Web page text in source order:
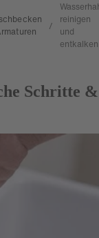
/
reinigen
und
entkalken
Schritte &